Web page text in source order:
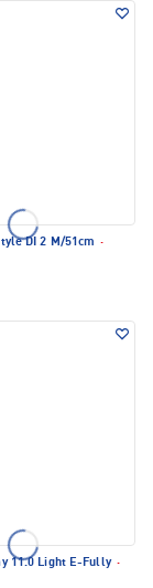
DI 2 M/51cm ·
11.0 Light E-Fully ·